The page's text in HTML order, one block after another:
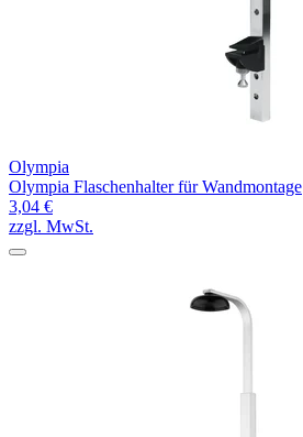
Olympia
Olympia Flaschenhalter für Wandmontage
3,04 €
zzgl. MwSt.